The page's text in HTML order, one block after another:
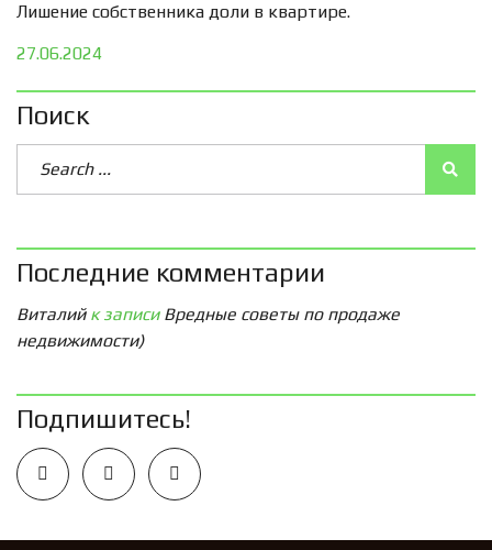
Лишение собственника доли в квартире.
27.06.2024
Поиск
Последние комментарии
Виталийк записи Вредные советы по продаже
недвижимости)
Подпишитесь!